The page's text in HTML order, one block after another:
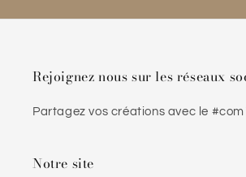
Rejoignez nous sur les réseaux
Partagez vos créations avec le
Notre site